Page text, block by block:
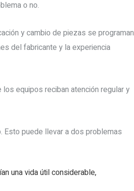
o no.
y cambio de piezas se programan
del fabricante y la experiencia
equipos reciban atención regular y
Esto puede llevar a dos problemas
una vida útil considerable,